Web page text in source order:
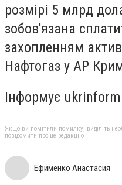
розмірі 5 млрд
зобов'язана
захопленням
Нафтогаз у АР
Інформує
Якщо ви помітили помилку, виділіть
повідомити про це редакцію
Ефименко Анастасия